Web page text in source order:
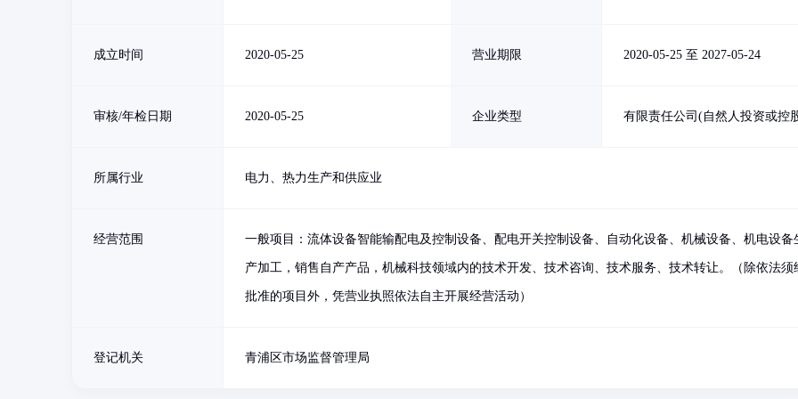
成立时间 2020-05-25 营业期限 2020-05-25 至 2027-05-24
审核/年检日期 2020-05-25 企业类型 有限责任公司(自然人投资或控
所属行业 电力、热力生产和供应业
经营范围 一般项目：流体设备智能输配电及控制设备、配电开关控制设备、自动化设备、机械设备、机电设备
产加工，销售自产产品，机械科技领域内的技术开发、技术咨询、技术服务、技术转让。（除依法须
批准的项目外，凭营业执照依法自主开展经营活动）
登记机关 青浦区市场监督管理局